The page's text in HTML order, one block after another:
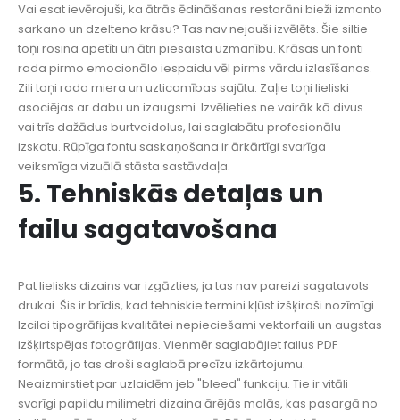
Vai esat ievērojuši, ka ātrās ēdināšanas restorāni bieži izmanto
sarkano un dzelteno krāsu? Tas nav nejauši izvēlēts. Šie siltie
toņi rosina apetīti un ātri piesaista uzmanību. Krāsas un fonti
rada pirmo emocionālo iespaidu vēl pirms vārdu izlasīšanas.
Zili toņi rada miera un uzticamības sajūtu. Zaļie toņi lieliski
asociējas ar dabu un izaugsmi. Izvēlieties ne vairāk kā divus
vai trīs dažādus burtveidolus, lai saglabātu profesionālu
izskatu. Rūpīga fontu saskaņošana ir ārkārtīgi svarīga
veiksmīga vizuālā stāsta sastāvdaļa.
5. Tehniskās detaļas un
failu sagatavošana
Pat lielisks dizains var izgāzties, ja tas nav pareizi sagatavots
drukai. Šis ir brīdis, kad tehniskie termini kļūst izšķiroši nozīmīgi.
Izcilai tipogrāfijas kvalitātei nepieciešami vektorfaili un augstas
izšķirtspējas fotogrāfijas. Vienmēr saglabājiet failus PDF
formātā, jo tas droši saglabā precīzu izkārtojumu.
Neaizmirstiet par uzlaidēm jeb "bleed" funkciju. Tie ir vitāli
svarīgi papildu milimetri dizaina ārējās malās, kas pasargā no